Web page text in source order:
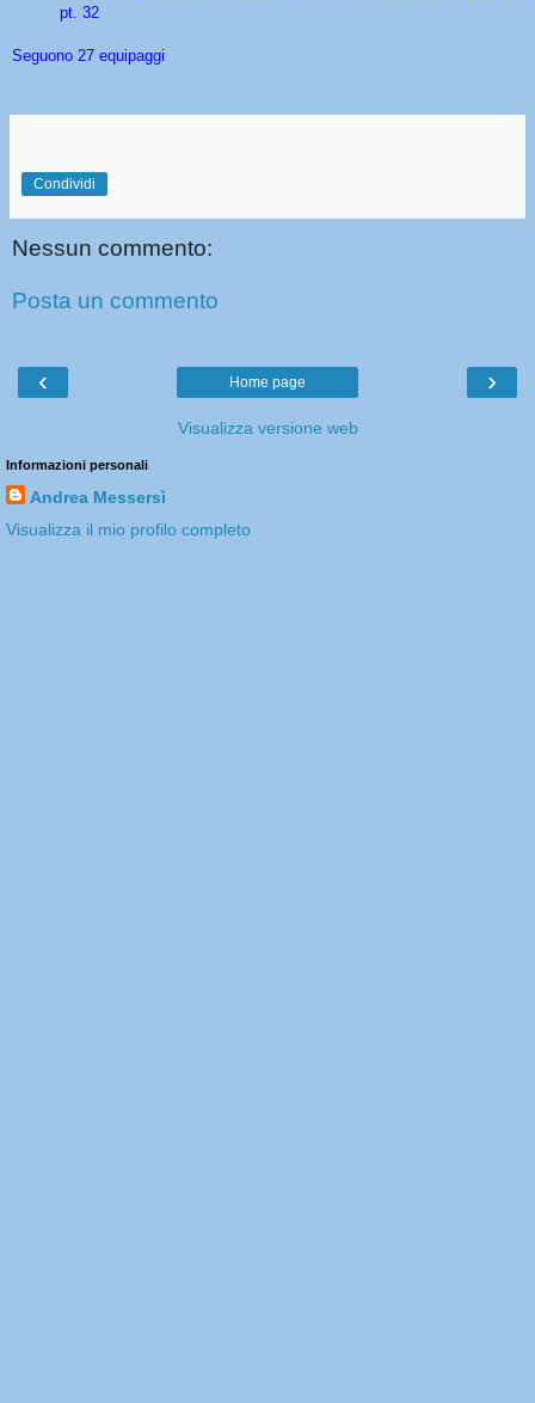
pt. 32
Seguono 27 equipaggi
Condividi
Nessun commento:
Posta un commento
‹ ›
Home page
Visualizza versione web
Informazioni personali
Andrea Messersì
Visualizza il mio profilo completo